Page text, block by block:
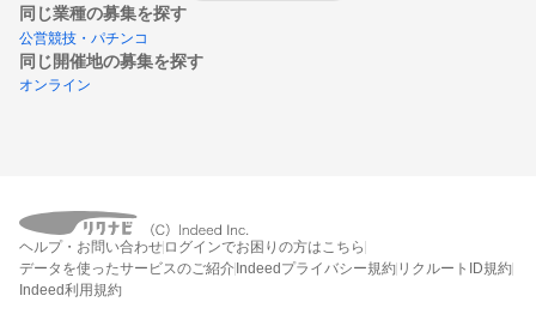
同じ業種の募集を探す
公営競技・パチンコ
同じ開催地の募集を探す
オンライン
エントリーするとプログラムの詳細案内を
受け取れるようになります
ヘルプ・お問い合わせ ログインでお困りの方はこちら
データを使ったサービスのご紹介 Indeedプライバシー規約 リクルートID規約
Indeed利用規約